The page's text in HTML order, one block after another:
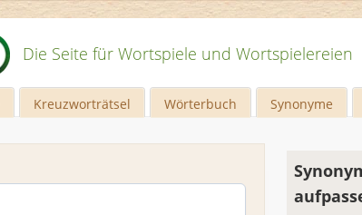
Die Seite für Wortspiele und Wortspielereien
Kreuzworträtsel Wörterbuch Synonyme